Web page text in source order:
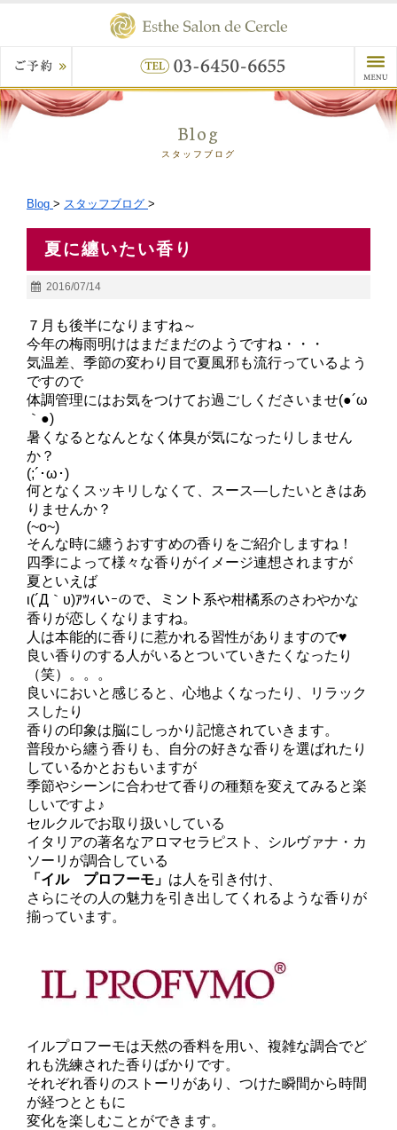
Blog
スタッフブログ
Blog > スタッフブログ >
夏に纏いたい香り
2016/07/14
７月も後半になりますね～
今年の梅雨明けはまだまだのようですね・・・
気温差、季節の変わり目で夏風邪も流行っているよう
ですので
体調管理にはお気をつけてお過ごしくださいませ(●´ω
｀●)
暑くなるとなんとなく体臭が気になったりしません
か？
(;´･ω･)
何となくスッキリしなくて、スース―したいときはあ
りませんか？
(~o~)
そんな時に纏うおすすめの香りをご紹介しますね！
四季によって様々な香りがイメージ連想されますが
夏といえば
ι(´Д｀υ)ｱﾂｨいｰので、ミント系や柑橘系のさわやかな
香りが恋しくなりますね。
人は本能的に香りに惹かれる習性がありますので♥
良い香りのする人がいるとついていきたくなったり
（笑）。。。
良いにおいと感じると、心地よくなったり、リラック
スしたり
香りの印象は脳にしっかり記憶されていきます。
普段から纏う香りも、自分の好きな香りを選ばれたり
しているかとおもいますが
季節やシーンに合わせて香りの種類を変えてみると楽
しいですよ♪
セルクルでお取り扱いしている
イタリアの著名なアロマセラピスト、シルヴァナ・カ
ソーリが調合している
「イル プロフーモ」 は人を引き付け、
さらにその人の魅力を引き出してくれるような香りが
揃っています。
イルプロフーモは天然の香料を用い、複雑な調合でど
れも洗練された香りばかりです。
それぞれ香りのストーリがあり、つけた瞬間から時間
が経つとともに
変化を楽しむことができます。